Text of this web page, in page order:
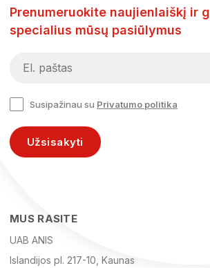
Prenumeruokite naujienlaiškį ir
specialius mūsų pasiūlymus
Susipažinau su Privatumo politika
Užsisakyti
MUS RASITE
UAB ANIS
Islandijos pl. 217-10, Kaunas